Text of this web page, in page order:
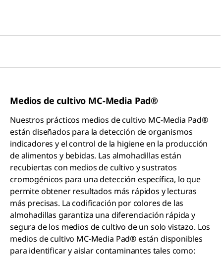
Medios de cultivo MC-Media Pad®
Nuestros prácticos medios de cultivo MC-Media Pad®
están diseñados para la detección de organismos
indicadores y el control de la higiene en la producción
de alimentos y bebidas. Las almohadillas están
recubiertas con medios de cultivo y sustratos
cromogénicos para una detección específica, lo que
permite obtener resultados más rápidos y lecturas
más precisas. La codificación por colores de las
almohadillas garantiza una diferenciación rápida y
segura de los medios de cultivo de un solo vistazo. Los
medios de cultivo MC-Media Pad® están disponibles
para identificar y aislar contaminantes tales como: